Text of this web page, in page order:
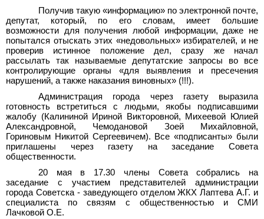
Получив такую «информацию» по электронной почте,
депутат, который, по его словам, имеет большие
возможности для получения любой информации, даже не
попытался отыскать этих «недовольных» избирателей, и не
проверив истинное положение дел, сразу же начал
рассылать так называемые депутатские запросы во все
контролирующие органы «для выявления и пресечения
нарушений, а также наказания виновных» (!!!).
Администрация города через газету выразила
готовность встретиться с людьми, якобы подписавшими
жалобу (Калининой Ириной Викторовной, Михеевой Юлией
Александровной, Чемодановой Зоей Михайловной,
Гориновым Никитой Сергеевичем). Все «подписанты» были
приглашены через газету на заседание Совета
общественности.
20 мая в 17.30 члены Совета собрались на
заседание с участием представителей администрации
города Советска - заведующего отделом ЖКХ Лаптева А.Г. и
специалиста по связям с общественностью и СМИ
Лачковой О.Е.